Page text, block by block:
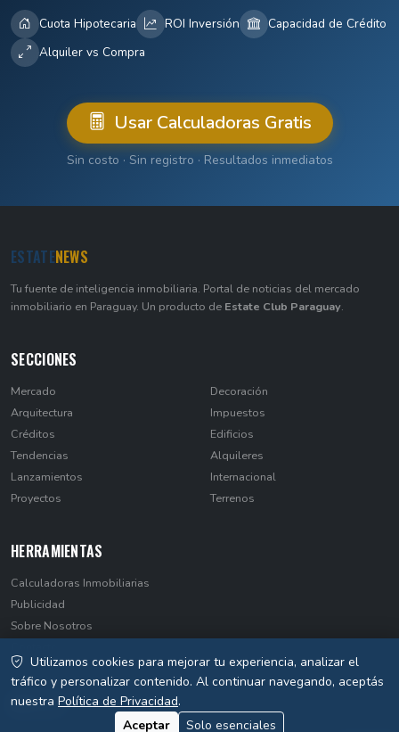
Cuota Hipotecaria ROI Inversión
Capacidad de Crédito
Alquiler vs Compra
Usar Calculadoras Gratis
Sin costo · Sin registro · Resultados inmediatos
ESTATENEWS
Tu fuente de inteligencia inmobiliaria. Portal de noticias del mercado
inmobiliario en Paraguay. Un producto de Estate Club Paraguay.
SECCIONES
Mercado
Arquitectura
Créditos
Tendencias
Lanzamientos
Proyectos
Decoración
Impuestos
Edificios
Alquileres
Internacional
Terrenos
HERRAMIENTAS
Calculadoras Inmobiliarias
Publicidad
Sobre Nosotros
Privacidad
Utilizamos cookies para mejorar tu experiencia, analizar el
tráfico y personalizar contenido. Al continuar navegando, aceptás
nuestra Política de Privacidad.
Aceptar
Solo esenciales